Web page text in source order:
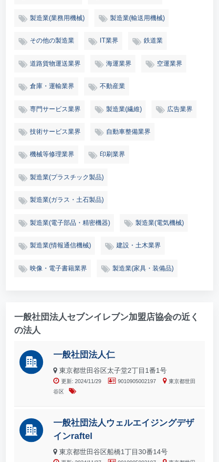
製造業(業務用機械) 製造業(輸送用機械)
その他の製造業 IT業界 鉄道業
道路貨物運送業界 海運業界 空運業界
倉庫・運輸業界 不動産業
専門サービス業界 製造業(繊維) 広告業界
技術サービス業界 自動車整備業界
機械等修理業界 印刷業界
製造業(プラスチック製品)
製造業(ガラス・土石製品)
製造業(電子部品・精密機器) 製造業(電気機械)
製造業(情報通信機械) 建設・土木業界
映像・電子書籍業界 製造業(家具・装備品)
一般社団法人セブンイレブン加盟店協会の近く
の法人
一般社団法人仁
東京都世田谷区太子堂2丁目1番1号
更新: 2024/11/29 9010905002197
東京都世田
谷区
一般社団法人ウェルエイジングデザ
インraftel
東京都世田谷区船橋1丁目30番14号